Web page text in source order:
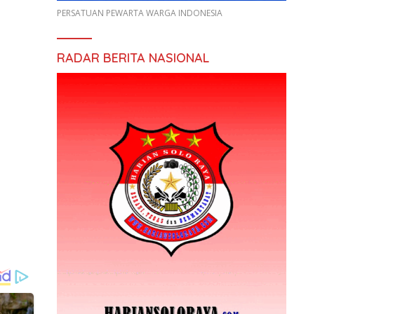
PERSATUAN PEWARTA WARGA INDONESIA
RADAR BERITA NASIONAL